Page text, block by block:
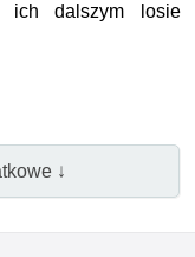
ich dalszym losie
↓